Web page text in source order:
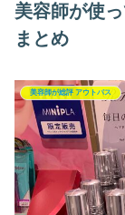
美容師が使
まとめ
美容師が総評 アウトバス